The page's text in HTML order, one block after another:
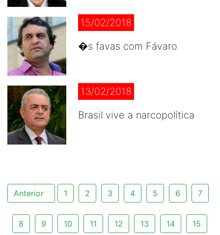
15/02/2018
�s favas com Fávaro
13/02/2018
Brasil vive a narcopolítica
Anterior 1 2 3 4 5 6 7
8 9 10 11 12 13 14 15